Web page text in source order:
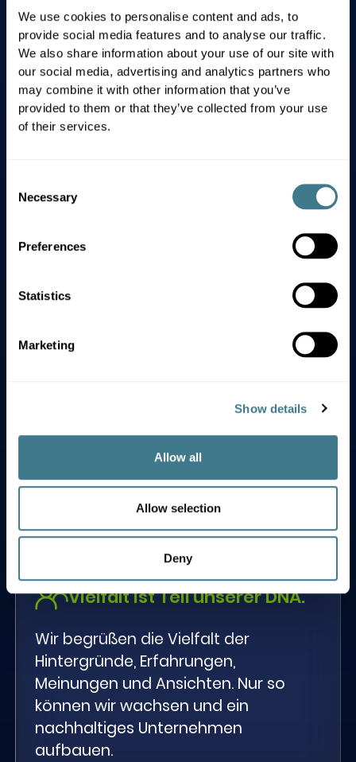
We use cookies to personalise content and ads, to
provide social media features and to analyse our traffic.
We also share information about your use of our site with
our social media, advertising and analytics partners who
may combine it with other information that you’ve
provided to them or that they’ve collected from your use
of their services.
Selection
Necessary
Preferences
Statistics
Marketing
Show details
Allow all
Allow selection
Deny
Unsere Werte
Hervorragende Leistungen
Wir setzen uns hohe Ziele. Wir achten
unsere Arbeit.
Innovation ist in Allem was
Wir stellen Annahmen in Frage, sind
alles, was wir tun. Wir streben ständig
danach, besser zu werden und über
uns hinauszuwachsen.
Vielfalt ist Teil unserer DNA.
Wir begrüßen die Vielfalt der
Hintergründe, Erfahrungen,
Meinungen und Ansichten. Nur so
können wir wachsen und ein
nachhaltiges Unternehmen
aufbauen.